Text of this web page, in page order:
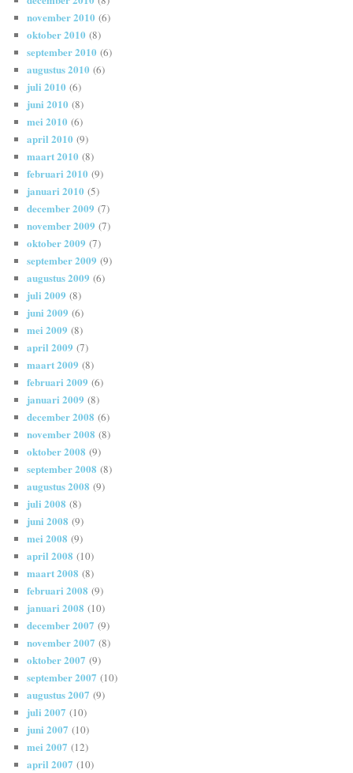
november 2010 (6)
oktober 2010 (8)
september 2010 (6)
augustus 2010 (6)
juli 2010 (6)
juni 2010 (8)
mei 2010 (6)
april 2010 (9)
maart 2010 (8)
februari 2010 (9)
januari 2010 (5)
december 2009 (7)
november 2009 (7)
oktober 2009 (7)
september 2009 (9)
augustus 2009 (6)
juli 2009 (8)
juni 2009 (6)
mei 2009 (8)
april 2009 (7)
maart 2009 (8)
februari 2009 (6)
januari 2009 (8)
december 2008 (6)
november 2008 (8)
oktober 2008 (9)
september 2008 (8)
augustus 2008 (9)
juli 2008 (8)
juni 2008 (9)
mei 2008 (9)
april 2008 (10)
maart 2008 (8)
februari 2008 (9)
januari 2008 (10)
december 2007 (9)
november 2007 (8)
oktober 2007 (9)
september 2007 (10)
augustus 2007 (9)
juli 2007 (10)
juni 2007 (10)
mei 2007 (12)
april 2007 (10)